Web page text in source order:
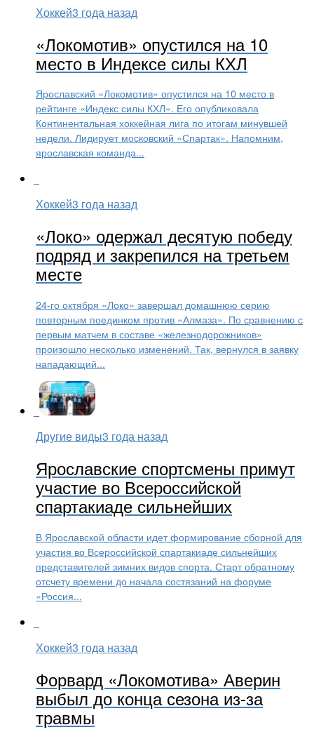
Хоккей3 года назад
«Локомотив» опустился на 10
место в Индексе силы КХЛ
Ярославский «Локомотив» опустился на 10 место в
рейтинге «Индекс силы КХЛ». Его опубликовала
Континентальная хоккейная лига по итогам минувшей
недели. Лидирует московский «Спартак». Напомним,
ярославская команда...
Хоккей3 года назад
«Локо» одержал десятую победу
подряд и закрепился на третьем
месте
24-го октября «Локо» завершал домашнюю серию
повторным поединком против «Алмаза». По сравнению с
первым матчем в составе «железнодорожников»
произошло несколько изменений. Так, вернулся в заявку
нападающий...
Другие виды3 года назад
Ярославские спортсмены примут
участие во Всероссийской
спартакиаде сильнейших
В Ярославской области идет формирование сборной для
участия во Всероссийской спартакиаде сильнейших
представителей зимних видов спорта. Старт обратному
отсчету времени до начала состязаний на форуме
«Россия...
Хоккей3 года назад
Форвард «Локомотива» Аверин
выбыл до конца сезона из-за
травмы